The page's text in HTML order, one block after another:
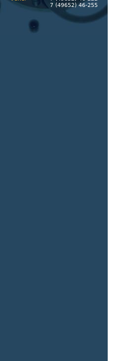
7 (49652) 46-255